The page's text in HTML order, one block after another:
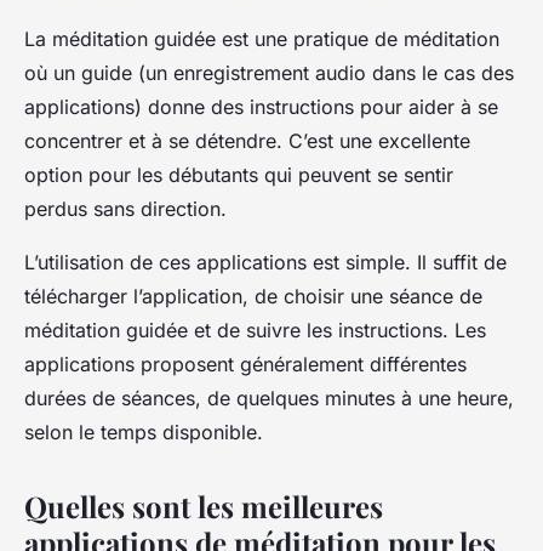
La méditation guidée est une pratique de méditation
où un guide (un enregistrement audio dans le cas des
applications) donne des instructions pour aider à se
concentrer et à se détendre. C’est une excellente
option pour les débutants qui peuvent se sentir
perdus sans direction.
L’utilisation de ces applications est simple. Il suffit de
télécharger l’application, de choisir une séance de
méditation guidée et de suivre les instructions. Les
applications proposent généralement différentes
durées de séances, de quelques minutes à une heure,
selon le temps disponible.
Quelles sont les meilleures
applications de méditation pour les